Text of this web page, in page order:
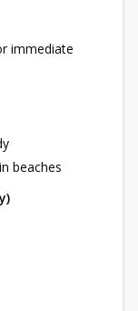
immediate
beaches